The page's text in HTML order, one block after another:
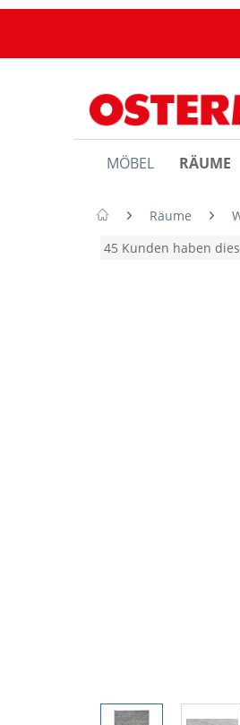
MÖBEL RÄUME
Räume
45 Kunden haben